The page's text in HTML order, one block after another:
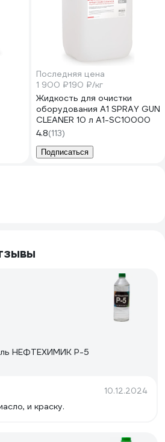
Последняя цена
1 900 ₽190 ₽/кг
Жидкость для очистки
оборудования А1 SPRAY GUN
CLEANER 10 л A1-SC10000
4.8(113)
Подписаться
НЕФТЕХИМИК Р-5
10.12.2024
и краску.